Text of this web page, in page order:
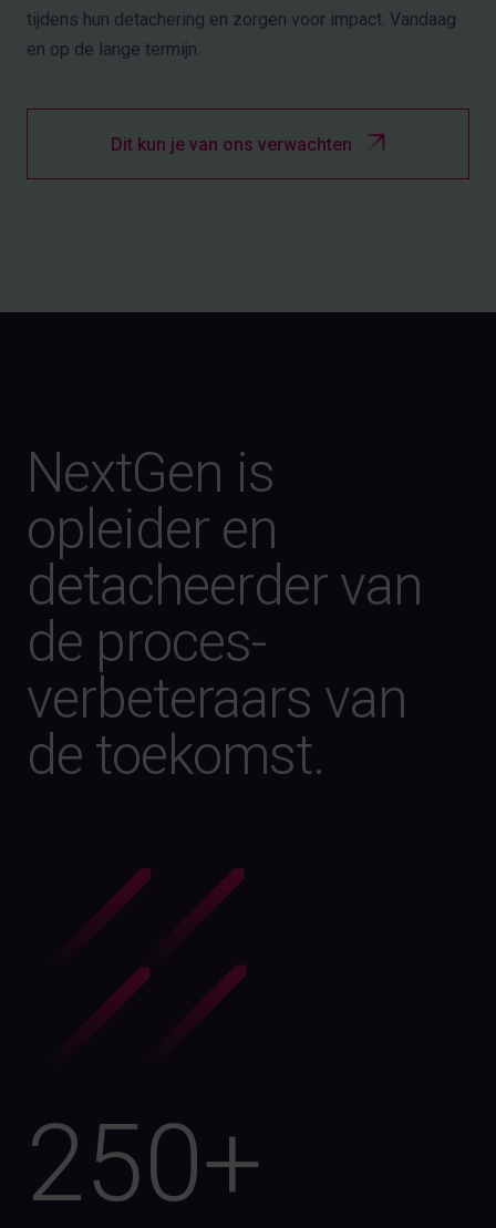
tijdens hun detachering en zorgen voor impact. Vandaag
en op de lange termijn.
Dit kun je van ons verwachten
NextGen is
opleider en
detacheerder van
de proces­
verbeteraars van
de toekomst.
250+